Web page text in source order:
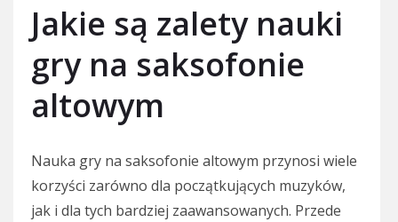
Jakie są zalety nauki
gry na saksofonie
altowym
Nauka gry na saksofonie altowym przynosi wiele
korzyści zarówno dla początkujących muzyków,
jak i dla tych bardziej zaawansowanych. Przede